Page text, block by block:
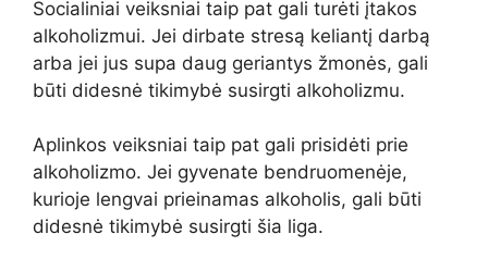
Socialiniai veiksniai taip pat gali turėti įtakos
alkoholizmui. Jei dirbate stresą keliantį darbą
arba jei jus supa daug geriantys žmonės, gali
būti didesnė tikimybė susirgti alkoholizmu.
Aplinkos veiksniai taip pat gali prisidėti prie
alkoholizmo. Jei gyvenate bendruomenėje,
kurioje lengvai prieinamas alkoholis, gali būti
didesnė tikimybė susirgti šia liga.